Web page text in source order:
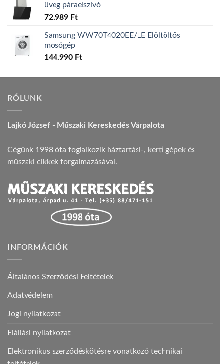
üveg páraelszívó
72.989 Ft
Samsung WW70T4020EE/LE Elöltöltős
mosógép
144.990 Ft
RÓLUNK
Lajkó József - Műszaki Kereskedés Várpalota
Cégünk 1998 óta foglalkozik háztartási-, kerti gépek és
műszaki cikkek forgalmazásával.
INFORMÁCIÓK
Általános Szerződési Feltételek
Adatvédelem
Jogi nyilatkozat
Elállási nyilatkozat
Elektronikus szerződéskötésre vonatkozó technikai